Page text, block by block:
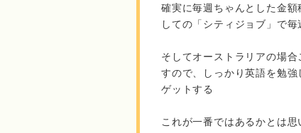
確実に毎週ちゃんとした金
しての「シティジョブ」で
そしてオーストラリアの場
すので、しっかり英語を勉
ゲットする
これが一番ではあるかとは思